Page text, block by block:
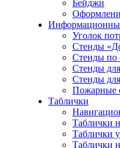
Бейджи
Уголок
Стенды
Стенды по
Стенды для
Стенды
Пожарные
Таблички
Таблички
Таблички
Таблички